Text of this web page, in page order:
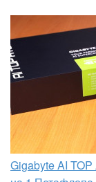
Gigabyte AI